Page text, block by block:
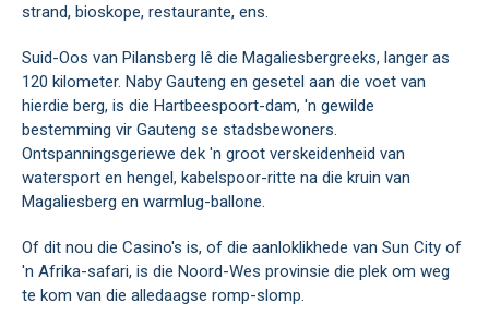
strand, bioskope, restaurante, ens.
Suid-Oos van Pilansberg lê die Magaliesbergreeks, langer as
120 kilometer. Naby Gauteng en gesetel aan die voet van
hierdie berg, is die Hartbeespoort-dam, 'n gewilde
bestemming vir Gauteng se stadsbewoners.
Ontspanningsgeriewe dek 'n groot verskeidenheid van
watersport en hengel, kabelspoor-ritte na die kruin van
Magaliesberg en warmlug-ballone.
Of dit nou die Casino's is, of die aanloklikhede van Sun City of
'n Afrika-safari, is die Noord-Wes provinsie die plek om weg
te kom van die alledaagse romp-slomp.